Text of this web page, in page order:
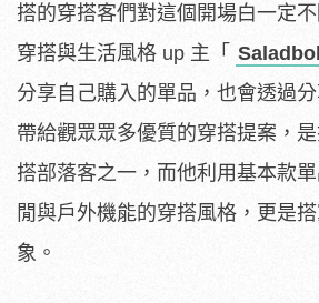
搭的穿搭客們對這個開場白一定
穿搭與生活風格 up 主「
分享自己購入的單品，也會透過
帶給觀眾眾多優質的穿搭提案，
搭部落客之一，而他利用基本款
閒與戶外機能的穿搭風格，更是
象。